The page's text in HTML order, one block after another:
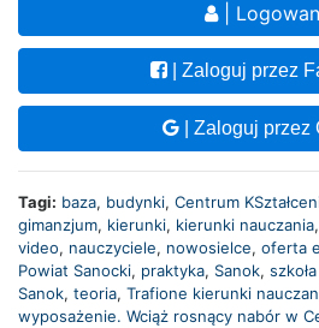
|
| Zaloguj przez
| Zaloguj przez
Tagi: baza, budynki, Centrum
gimanzjum, kierunki, kierunki nauczania,
video, nauczyciele, nowosielce, oferta
Powiat Sanocki, praktyka, Sanok,
Sanok, teoria, Trafione kierunki
wyposażenie. Wciąż rosnący nabór w